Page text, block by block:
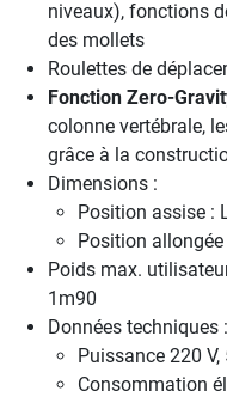
niveaux), fonctions
des mollets
Roulettes de
Fonction Zero-
colonne vertébrale,
grâce à la
Dimensions :
Position assise :
Position
Poids max.
1m90
Données techniques :
Puissance 220 V,
Consommation